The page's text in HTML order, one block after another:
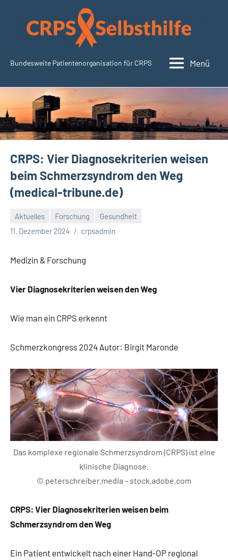
springen
CRPSSelbsthilfe.org
Bundesweite Patientenorganisation für CRPS Menü
CRPS: Vier Diagnosekriterien weisen
beim Schmerzsyndrom den Weg
(medical-tribune.de)
Aktuelles Forschung
Gesundheit
11. Dezember 2024
crpsadmin
Medizin & Forschung
Vier Diagnosekriterien weisen den Weg
Wie man ein CRPS erkennt
Schmerzkongress 2024 Autor: Birgit Maronde
Das komplexe regionale Schmerzsyndrom (CRPS) ist eine
klinische Diagnose.
© peterschreiber.media – stock.adobe.com
CRPS: Vier Diagnosekriterien weisen beim
Schmerzsyndrom den Weg
Ein Patient entwickelt nach einer Hand-OP regional